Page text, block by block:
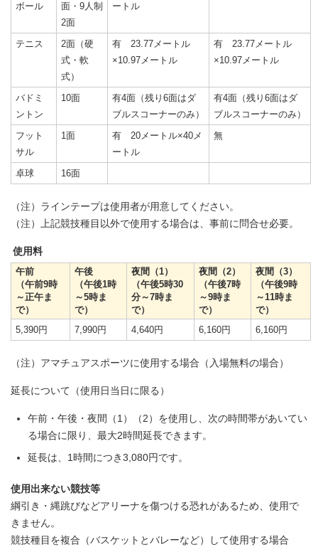
ボール
面・9人制
2面
ートル
テニス
2面（硬
式・軟
式）
有 23.77メートル
×10.97メートル
有 23.77メートル
×10.97メートル
バドミ
ントン
10面
有4面（残り6面はダ
ブルスコーナーのみ）
有4面（残り6面はダ
ブルスコーナーのみ）
フット
サル
1面
有 20メートル×40メ
ートル
無
卓球 16面
（注）ラインテープは使用者が用意してください。
（注）上記競技種目以外で使用する場合は、事前に問合せ必要。
使用料
午前
（午前9時
～正午ま
で）
午後
（午後1時
～5時ま
で）
夜間（1）
（午後5時30
分～7時ま
で）
夜間（2）
（午後7時
～9時ま
で）
夜間（3）
（午後9時
～11時ま
で）
5,390円
7,990円 4,640円 6,160円 6,160円
（注）アマチュアスポーツに使用する場合（入場無料の場合）
延長について（使用日当日に限る）
午前・午後・夜間（1）（2）を使用し、次の時間帯があいてい
る場合に限り、最大2時間延長できます。
延長は、1時間につき3,080円です。
使用出来ない競技等
綱引き・縄跳びなどアリーナを傷つける恐れがあるため、使用で
きません。
競技種目を複合（バスケットとバレーなど）して使用する場合